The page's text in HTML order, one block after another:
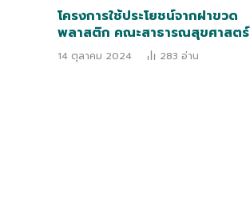
โครงการใช้ประโยชน์จากฝาขวด
พลาสติก คณะสาธารณสุขศาสตร์
14 ตุลาคม 2024 283 อ่าน